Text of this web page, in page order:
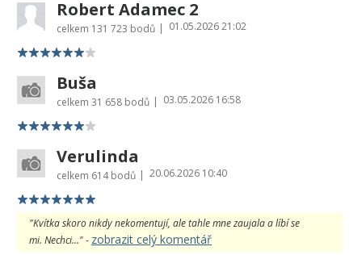
Robert Adamec 2
celkem 131 723 bodů | 01.05.2026 21:02
Buša
celkem 31 658 bodů | 03.05.2026 16:58
Verulinda
celkem 614 bodů | 20.06.2026 10:40
"Kvítka skoro nikdy nekomentují, ale tahle mne zaujala a líbí se
mi. Nechci..." - zobrazit celý komentář